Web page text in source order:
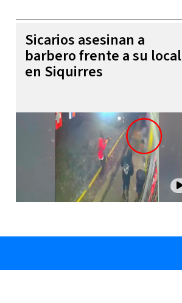
Sicarios asesinan a
barbero frente a su local
en Siquirres